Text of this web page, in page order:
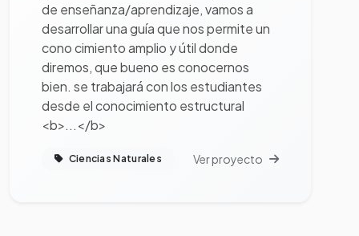
de enseñanza/aprendizaje, vamos a
desarrollar una guía que nos permite un
cono cimiento amplio y útil donde
diremos, que bueno es conocernos
bien. se trabajará con los estudiantes
desde el conocimiento estructural
<b>...</b>
Ciencias Naturales Ver proyecto